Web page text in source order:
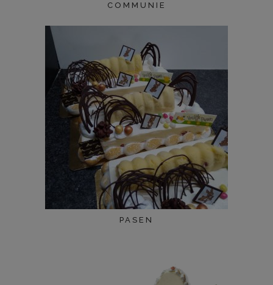
COMMUNIE
PASEN